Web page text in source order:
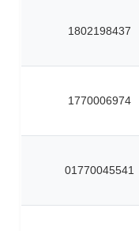
1802198437
1770006974
01770045541